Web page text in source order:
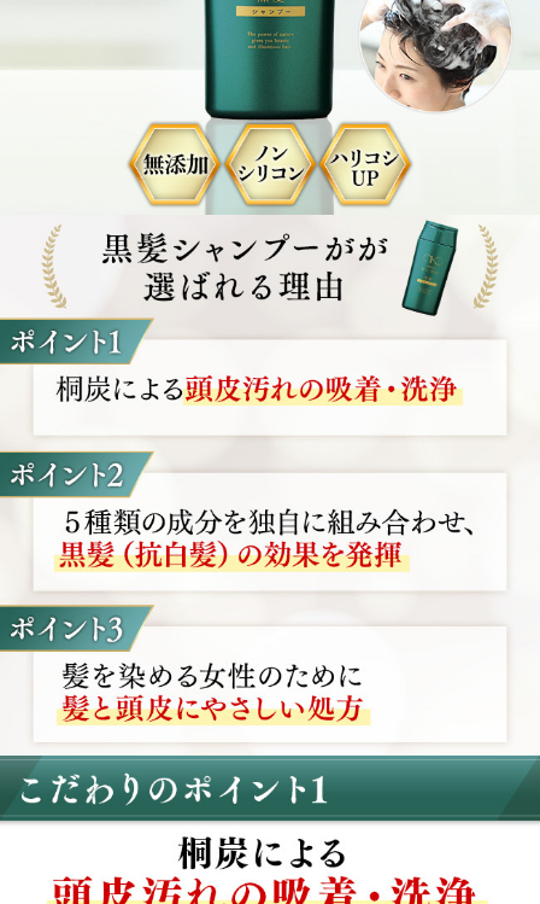
アレルギー体質の方、肌が敏感な方はご使用前に必ずパッ
チテストを行ってください。
お肌や頭皮に異常が生じていないかよく注意して使用して
お肌や頭皮に合わないとき即ち次のような場合には、ご使
用をおやめください。そのまま使用を続けますと、症状を悪
化させることがありますので、皮膚科専門医等にご相談され
ることをおすすめします。(1)使用中、赤み、はれ、かゆ
み、刺激、色抜け（白斑等）や黒ずみ（製品による汚れを除
く）等の異常があらわれた場合(2)使用したお肌や頭皮に、
直射日光があたって上記のような異常があらわれた場合
傷、はれもの、湿疹等、異常のあるときはお使いにならな
いでください。
目に入ったときは、直ちに洗い流してください。
皮膚、爪、浴室等についた場合はすぐに洗い流してくださ
い。そのまま置いておくと色が落ちない場合がございます。
パーマ、その他の染毛剤等とあわせてご使用される場合、
髪の状態によっては思い通りの色に仕上がらない場合がござ
います。
衣服や布等につくと取れにくい場合がございますので、ご
注意ください。
髪が濡れた状態では衣服や帽子、タオル、枕カバー等に色
移りすることがありますので、ご注意ください。